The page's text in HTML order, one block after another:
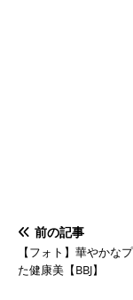
前の記事
【フォト】華やかな
た健康美【BBJ】